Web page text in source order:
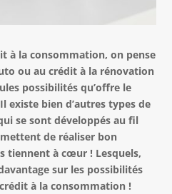
à la consommation, on pense
ou au crédit à la rénovation
possibilités qu’offre le
existe bien d’autres types de
se sont développés au fil
de réaliser bon
tiennent à cœur ! Lesquels,
sur les possibilités
à la consommation !